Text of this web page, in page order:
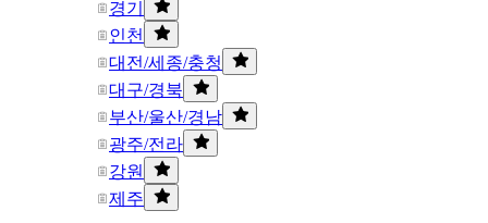
경기
인천
대전/세종/충청
대구/경북
부산/울산/경남
광주/전라
강원
제주